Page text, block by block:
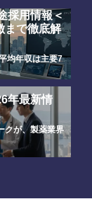
採用情報＜
まで徹底解
均年収は主要7
年最新情
クが、製薬業界